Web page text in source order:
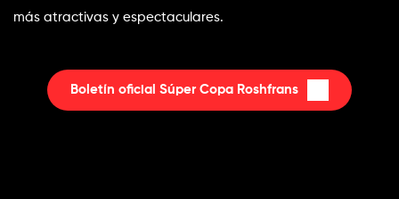
más atractivas y espectaculares.
Boletín oficial Súper Copa Roshfrans